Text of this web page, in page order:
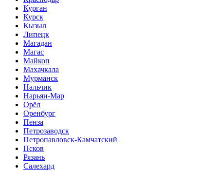
Курган
Курск
Кызыл
Липецк
Магадан
Магас
Майкоп
Махачкала
Мурманск
Нальчик
Нарьян-Мар
Орёл
Оренбург
Пенза
Петрозаводск
Петропавловск-Камчатский
Псков
Рязань
Салехард